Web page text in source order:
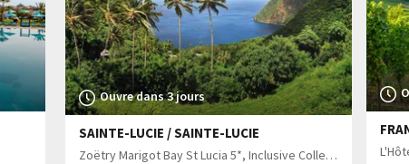
Ouvre dans 3 jours
SAINTE-LUCIE / SAINTE-LUCIE
Zoëtry Marigot Bay St Lucia 5*, Inclusive Collection by World of Hyatt